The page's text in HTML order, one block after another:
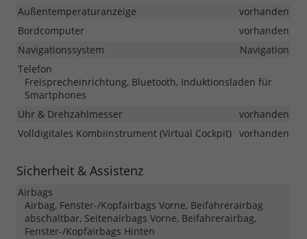
Außentemperaturanzeige
vorhanden
Bordcomputer
vorhanden
Navigationssystem
Navigation
Telefon
Freisprecheinrichtung, Bluetooth, Induktionsladen für
Smartphones
Uhr & Drehzahlmesser
vorhanden
Volldigitales Kombiinstrument (Virtual Cockpit) vorhanden
Sicherheit & Assistenz
Airbags
Airbag, Fenster-/Kopfairbags Vorne, Beifahrerairbag
abschaltbar, Seitenairbags Vorne, Beifahrerairbag,
Fenster-/Kopfairbags Hinten